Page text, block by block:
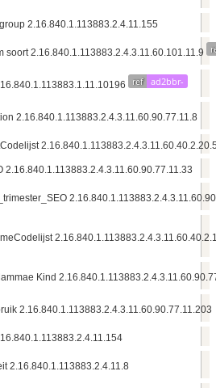
2.16.840.1.113883.2.4.11.155
soort 2.16.840.1.113883.2.4.3.11.60.101.11.9
ref ad2bbr-
2.16.840.1.113883.2.4.3.11.60.90.77.11.8
2.16.840.1.113883.2.4.3.11.60.90.77.11.33
Kind
2.16.840.1.113883.2.4.3.11.60.90.77.11.203
2.16.840.1.113883.2.4.11.8